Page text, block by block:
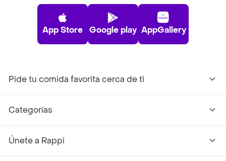
App Store Google play AppGallery
Pide tu comida favorita cerca de ti
Categorías
Únete a Rappi